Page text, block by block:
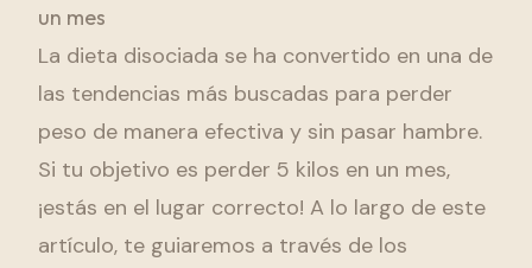
un mes
La dieta disociada se ha convertido en una de
las tendencias más buscadas para perder
peso de manera efectiva y sin pasar hambre.
Si tu objetivo es perder 5 kilos en un mes,
¡estás en el lugar correcto! A lo largo de este
artículo, te guiaremos a través de los